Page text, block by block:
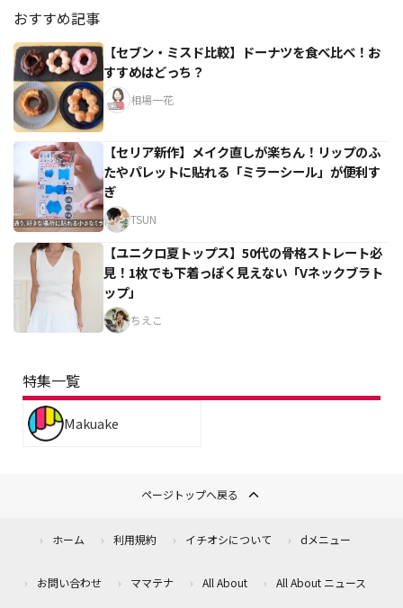
おすすめ記事
【セブン・ミスド比較】ドーナツを食べ比べ！お
すすめはどっち？
相場一花
【セリア新作】メイク直しが楽ちん！リップのふ
たやパレットに貼れる「ミラーシール」が便利す
ぎ
TSUN
【ユニクロ夏トップス】50代の骨格ストレート必
見！1枚でも下着っぽく見えない「Vネックブラト
ップ」
ちえこ
特集一覧
Makuake
ページトップへ戻る
ホーム 利用規約 イチオシについて dメニュー
お問い合わせ ママテナ All About All About ニュース